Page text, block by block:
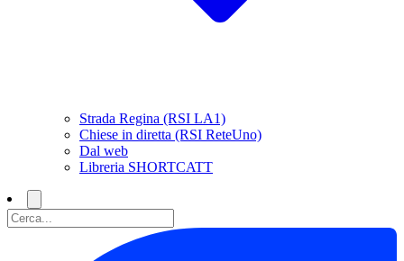
Strada Regina (RSI LA1)
Chiese in diretta (RSI ReteUno)
Dal web
Libreria SHORTCATT